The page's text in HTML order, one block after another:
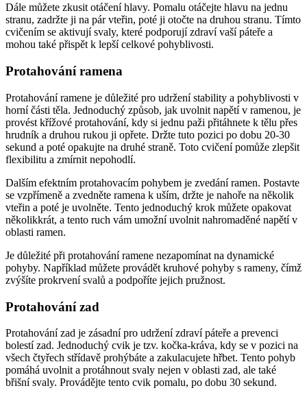
Dále můžete zkusit otáčení hlavy. Pomalu otáčejte hlavu na jednu
stranu, zadržte ji na pár vteřin, poté ji otočte na druhou stranu. Tímto
cvičením se aktivují svaly, které podporují zdraví vaší páteře a
mohou také přispět k lepší celkové pohyblivosti.
Protahování ramena
Protahování ramene je důležité pro udržení stability a pohyblivosti v
horní části těla. Jednoduchý způsob, jak uvolnit napětí v ramenou, je
provést křížové protahování, kdy si jednu paži přitáhnete k tělu přes
hrudník a druhou rukou ji opřete. Držte tuto pozici po dobu 20-30
sekund a poté opakujte na druhé straně. Toto cvičení pomůže zlepšit
flexibilitu a zmírnit nepohodlí.
Dalším efektním protahovacím pohybem je zvedání ramen. Postavte
se vzpřímeně a zvedněte ramena k uším, držte je nahoře na několik
vteřin a poté je uvolněte. Tento jednoduchý krok můžete opakovat
několikkrát, a tento ruch vám umožní uvolnit nahromaděné napětí v
oblasti ramen.
Je důležité při protahování ramene nezapomínat na dynamické
pohyby. Například můžete provádět kruhové pohyby s rameny, čímž
zvýšíte prokrvení svalů a podpoříte jejich pružnost.
Protahování zad
Protahování zad je zásadní pro udržení zdraví páteře a prevenci
bolestí zad. Jednoduchý cvik je tzv. kočka-kráva, kdy se v pozici na
všech čtyřech střídavě prohýbáte a zakulacujete hřbet. Tento pohyb
pomáhá uvolnit a protáhnout svaly nejen v oblasti zad, ale také
břišní svaly. Provádějte tento cvik pomalu, po dobu 30 sekund.